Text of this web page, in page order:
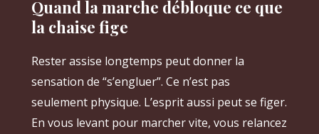
Quand la marche débloque ce que
la chaise fige
Rester assise longtemps peut donner la
sensation de “s’engluer”. Ce n’est pas
seulement physique. L’esprit aussi peut se figer.
En vous levant pour marcher vite, vous relancez